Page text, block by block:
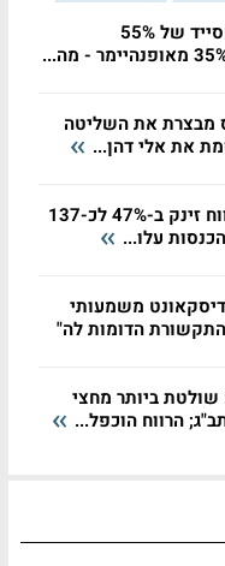
טאואר עם אפסייד של 55%
מבצרת את השליטה
את אלי דהן...
איי סי אל: הרווח זינק ב-47% לכ-137
עלו...
משמעותי
הדומות לה"
ביותר מחצי
הרווח הוכפל...